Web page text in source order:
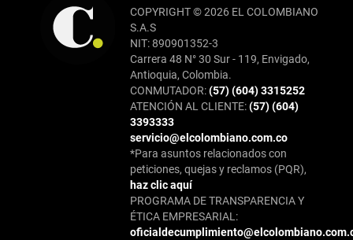
COPYRIGHT © 2026 EL COLOMBIANO
S.A.S
NIT: 890901352-3
Carrera 48 N° 30 Sur - 119, Envigado,
Antioquia, Colombia.
CONMUTADOR:(57) (604) 3315252
ATENCIÓN AL CLIENTE:(57) (604)
3393333
servicio@elcolombiano.com.co
*Para asuntos relacionados con
peticiones, quejas y reclamos (PQR),
haz clic aquí
PROGRAMA DE TRANSPARENCIA Y
ÉTICA EMPRESARIAL: